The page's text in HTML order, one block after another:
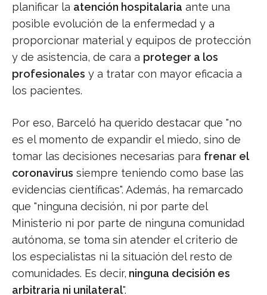
planificar la atención hospitalaria ante una
posible evolución de la enfermedad y a
proporcionar material y equipos de protección
y de asistencia, de cara a proteger a los
profesionales y a tratar con mayor eficacia a
los pacientes.
Por eso, Barceló ha querido destacar que "no
es el momento de expandir el miedo, sino de
tomar las decisiones necesarias para frenar el
coronavirus siempre teniendo como base las
evidencias científicas". Además, ha remarcado
que "ninguna decisión, ni por parte del
Ministerio ni por parte de ninguna comunidad
autónoma, se toma sin atender el criterio de
los especialistas ni la situación del resto de
comunidades. Es decir, ninguna decisión es
arbitraria ni unilateral".